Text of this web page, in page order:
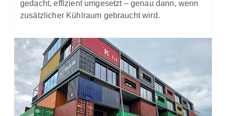
gedacht, effizient umgesetzt – genau dann, wenn
zusätzlicher Kühlraum gebraucht wird.